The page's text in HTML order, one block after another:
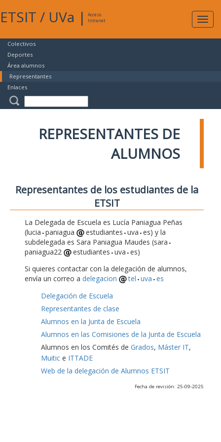
ETSIT / UVa |
Acceso
Intranet
Colectivos
Deportes
Área alumnos
Representantes
Enlaces
REPRESENTANTES DE
ALUMNOS
Representantes de los estudiantes de la
ETSIT
La Delegada de Escuela es Lucía Paniagua Peñas
(lucia paniagua estudiantes uva es) y la
subdelegada es Sara Paniagua Maudes (sara
paniagua22
estudiantes uva es)
Si quieres contactar con la delegación de alumnos,
envía un correo a delegacion tel uva es
Delegación de Escuela
Representantes de clase
Alumnos en la Junta de Escuela
Alumnos en las Comisiones de la Junta de Escuela
Alumnos en los Comités de Grados, Máster IT,
Muitic e ITTADE
Web de la delegación de Alumnos ETSIT
Fecha de revisión: 25-09-2025